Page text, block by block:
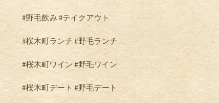
#野毛飲み #テイクアウト
#桜木町ランチ #野毛ランチ
#桜木町ワイン #野毛ワイン
#桜木町デート #野毛デート